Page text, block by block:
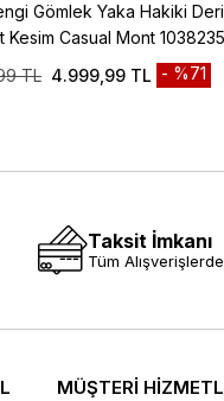
Gömlek Yaka Hakiki
Kesim Casual Mont
TL 4.999,99 TL %71
Taksit İmkanı
Tüm
MÜŞTERİ